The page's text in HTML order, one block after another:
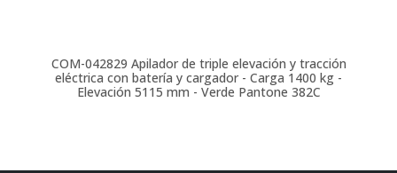
COM-042829 Apilador de triple elevación y tracción
eléctrica con batería y cargador - Carga 1400 kg -
Elevación 5115 mm - Verde Pantone 382C